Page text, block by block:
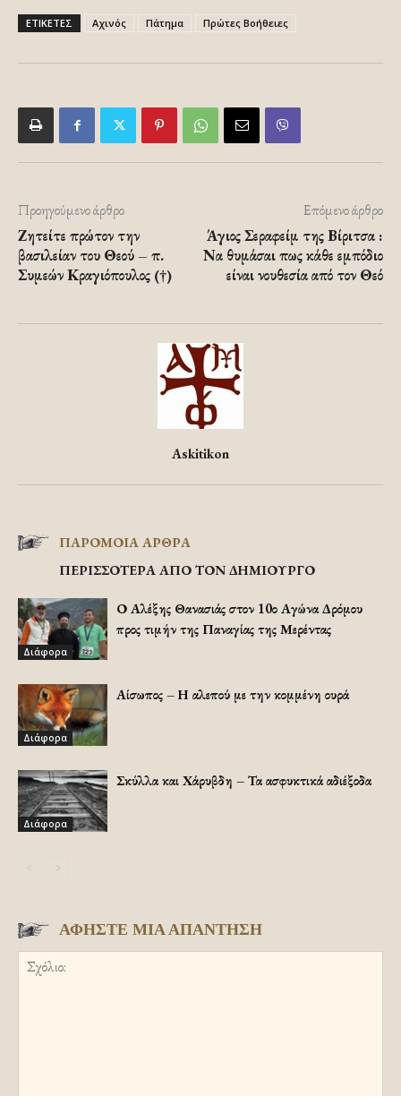
ΕΤΙΚΕΤΕΣ Αχινός Πάτημα Πρώτες Βοήθειες
Προηγούμενο άρθρο
Ζητείτε πρώτον την
βασιλείαν του Θεού – π.
Συμεών Κραγιόπουλος (†)
Επόμενο άρθρο
Άγιος Σεραφείμ της Βίριτσα :
Να θυμάσαι πως κάθε εμπόδιο
είναι νουθεσία από τον Θεό
Askitikon
ΠΑΡΟΜΟΙΑ ΑΡΘΡΑ
ΠΕΡΙΣΣΟΤΕΡΑ ΑΠΟ ΤΟΝ ΔΗΜΙΟΥΡΓΟ
Διάφορα
Ο Αλέξης Θανασιάς στον 10ο Αγώνα Δρόμου
προς τιμήν της Παναγίας της Μερέντας
Διάφορα
Αίσωπος – Η αλεπού με την κομμένη ουρά
Διάφορα
Σκύλλα και Χάρυβδη – Τα ασφυκτικά αδιέξοδα
ΑΦΗΣΤΕ ΜΙΑ ΑΠΑΝΤΗΣΗ